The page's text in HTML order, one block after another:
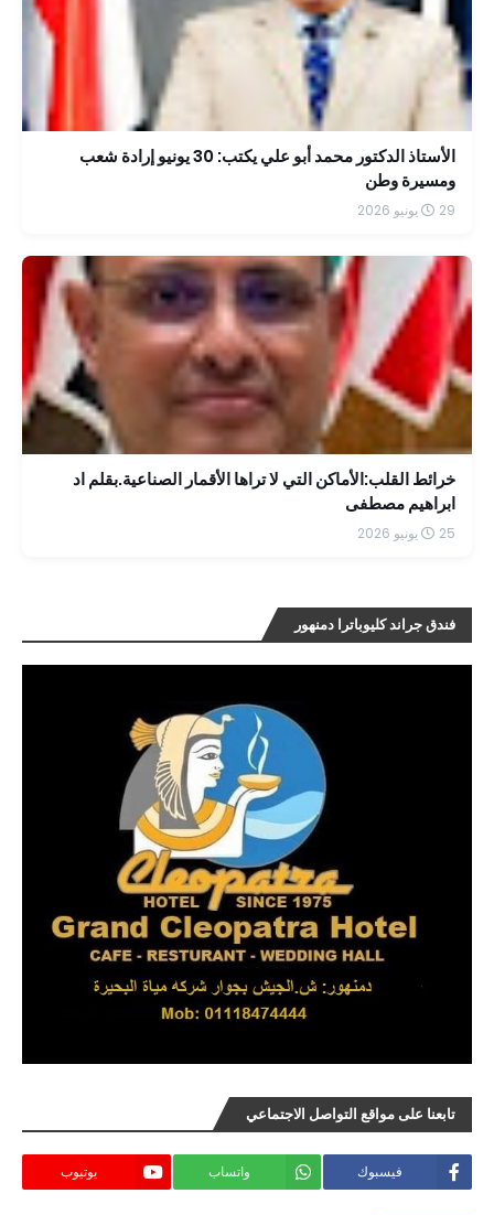
الأستاذ الدكتور محمد أبو علي يكتب: 30 يونيو إرادة شعب
ومسيرة وطن
29 يونيو 2026
خرائط القلب:الأماكن التي لا تراها الأقمار الصناعية.بقلم اد
ابراهيم مصطفى
25 يونيو 2026
فندق جراند كليوباترا دمنهور
تابعنا على مواقع التواصل الاجتماعي
فيسبوك واتساب يوتيوب